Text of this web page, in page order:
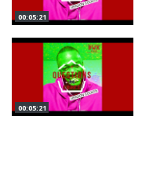
00:05:21
00:05:21